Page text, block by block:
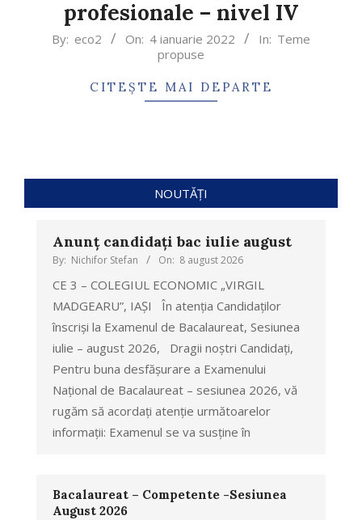
profesionale – nivel IV
By: eco2 On: 4 ianuarie 2022 In: Teme
propuse
CITEȘTE MAI DEPARTE
NOUTĂȚI
Anunț candidați bac iulie august
By: Nichifor Stefan On: 8 august 2026
CE 3 – COLEGIUL ECONOMIC „VIRGIL
MADGEARU”, IAȘI În atenția Candidaților
înscriși la Examenul de Bacalaureat, Sesiunea
iulie – august 2026, Dragii noștri Candidați,
Pentru buna desfășurare a Examenului
Național de Bacalaureat – sesiunea 2026, vă
rugăm să acordați atenție următoarelor
informații: Examenul se va susține în
Bacalaureat – Competente -Sesiunea
August 2026